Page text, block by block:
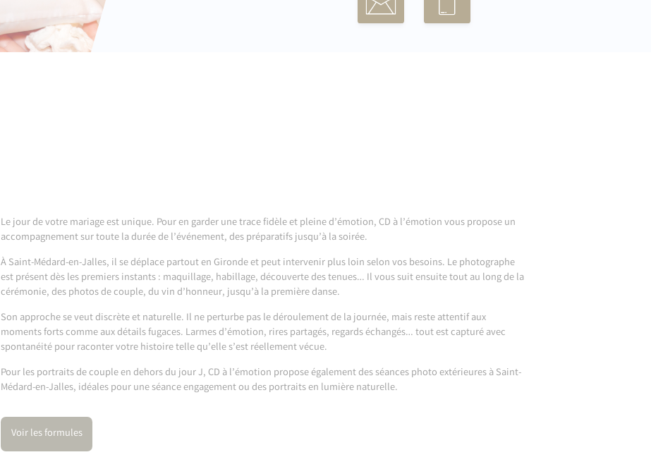
Le jour de votre mariage est unique. Pour en garder une trace fidèle et pleine d’émotion, CD à l’émotion vous propose un
accompagnement sur toute la durée de l’événement, des préparatifs jusqu’à la soirée.
À Saint-Médard-en-Jalles, il se déplace partout en Gironde et peut intervenir plus loin selon vos besoins. Le photographe
est présent dès les premiers instants : maquillage, habillage, découverte des tenues… Il vous suit ensuite tout au long de la
cérémonie, des photos de couple, du vin d’honneur, jusqu’à la première danse.
Son approche se veut discrète et naturelle. Il ne perturbe pas le déroulement de la journée, mais reste attentif aux
moments forts comme aux détails fugaces. Larmes d’émotion, rires partagés, regards échangés… tout est capturé avec
spontanéité pour raconter votre histoire telle qu’elle s’est réellement vécue.
Pour les portraits de couple en dehors du jour J, CD à l’émotion propose également desséances photo extérieures à Saint-
Médard-en-Jalles, idéales pour une séance engagement ou des portraits en lumière naturelle.
Voir les formules